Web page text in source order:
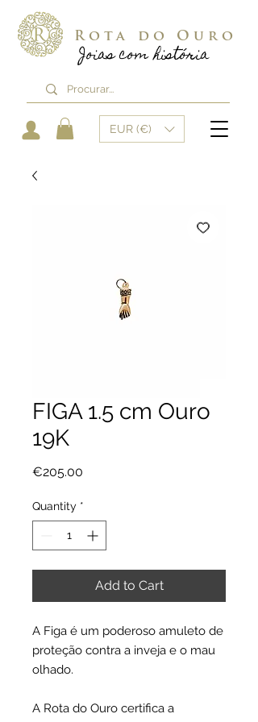
Joias com história
Rota do Ouro
EUR (€)
FIGA 1.5 cm Ouro
19K
€205.00
Quantity *
Add to Cart
A Figa é um poderoso amuleto de
proteção contra a inveja e o mau
olhado.
A Rota do Ouro certifica a